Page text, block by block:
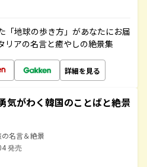
「地球の歩き方」があなたにお届
リアの名言と癒やしの絶景集
詳細を見る
気がわく韓国のことばと絶景
の名言＆絶景
発売